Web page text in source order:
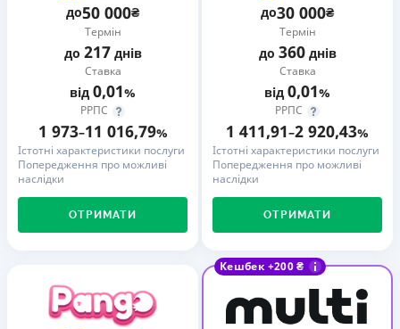
до50 000₴
Термін
до 217днів
Ставка
від 0,01%
РРПС
1 973–11 016,79%
Істотні характеристики послуги
Попередження про можливі
наслідки
ОТРИМАТИ
до30 000₴
Термін
до 360днів
Ставка
від 0,01%
РРПС
1 411,91–2 920,43%
Істотні характеристики послуги
Попередження про можливі
наслідки
ОТРИМАТИ
Кешбек +200 ₴